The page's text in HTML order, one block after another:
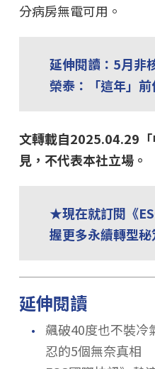
分病房無電可用。
延伸閱讀： 5月非
榮泰：「這年」
文轉載自2025.04.29
見，不代表本社立場。
★現在就訂閱《
握更多永續轉型
延伸閱讀
．
飆破40度也不裝冷
忍的5個無奈真相